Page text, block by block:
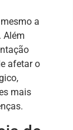
a
Além
afetar o
mais